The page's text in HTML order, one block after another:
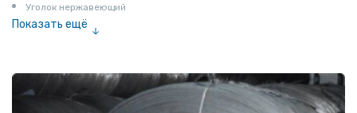
Уголок нержавеющий
Показать ещё